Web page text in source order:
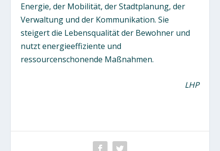
Energie, der Mobilität, der Stadtplanung, der
Verwaltung und der Kommunikation. Sie
steigert die Lebensqualität der Bewohner und
nutzt energieeffiziente und
ressourcenschonende Maßnahmen.
LHP